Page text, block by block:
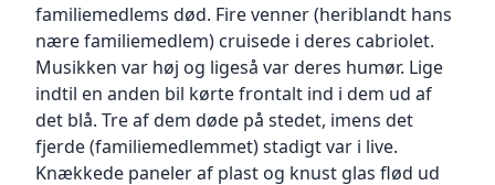
familiemedlems død. Fire venner (heriblandt hans
nære familiemedlem) cruisede i deres cabriolet.
Musikken var høj og ligeså var deres humør. Lige
indtil en anden bil kørte frontalt ind i dem ud af
det blå. Tre af dem døde på stedet, imens det
fjerde (familiemedlemmet) stadigt var i live.
Knækkede paneler af plast og knust glas flød ud
betaling opstå en reservation på beløbet. Ved
annullering, eller deltrækning vil beløbet stå
angivet som reserveret i 30 dage, efter endt
aftale. Der kan læses mere i din aftale med
din kortudsteder.
Fakturakunde
formål, at vi kan levere de produkter, du har
bestilt
og i øvrigt opfylde vores aftale med dig,
herunder for at kunne administrere dine
rettigheder til at
returnere og reklamere samt for at kunne
kontakte dig i forbindelse med din bestilling.
Oplysninger
hvordan
du kan justere dine cookie præferencer hos
browser udgiverens hjemmeside. Du kan vælge
at
afvise cookies, men hvis du gør det, så vil din
evne til at bruge bestemte dele på vores
website
og services blive påvirket.